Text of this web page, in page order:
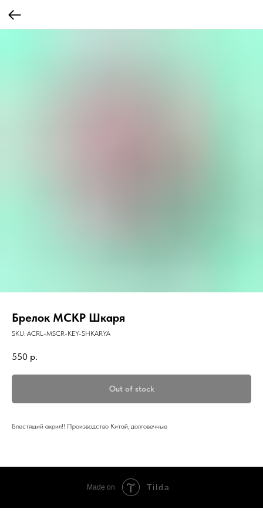
Брелок МСКР Шкаря
SKU: ACRL-MSCR-KEY-SHKARYA
550 р.
Out of stock
Блестящий акрил!! Производство Китай, долговечные
Made on Tilda